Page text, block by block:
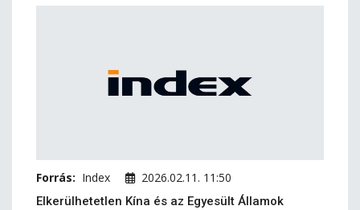
Forrás: Index 2026.02.11. 11:50
Elkerülhetetlen Kína és az Egyesült Államok